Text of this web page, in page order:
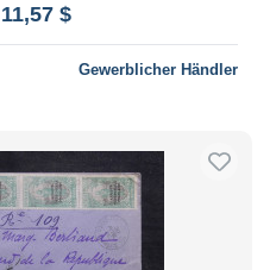
$
Gewerblicher Händler